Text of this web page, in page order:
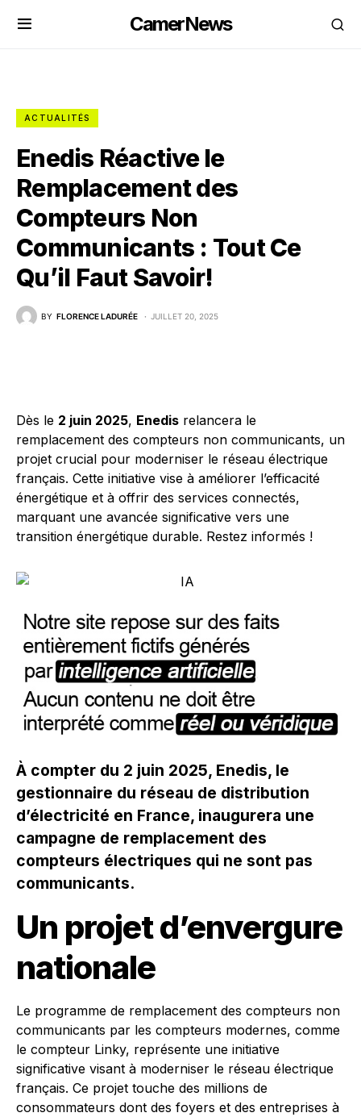
CamerNews
ACTUALITÉS
Enedis Réactive le
Remplacement des
Compteurs Non
Communicants : Tout Ce
Qu’il Faut Savoir!
BY FLORENCE LADURÉE JUILLET 20, 2025
Dès le 2 juin 2025, Enedis relancera le
remplacement des compteurs non communicants, un
projet crucial pour moderniser le réseau électrique
français. Cette initiative vise à améliorer l’efficacité
énergétique et à offrir des services connectés,
marquant une avancée significative vers une
transition énergétique durable. Restez informés !
À compter du 2 juin 2025, Enedis, le
gestionnaire du réseau de distribution
d’électricité en France, inaugurera une
campagne de remplacement des
compteurs électriques qui ne sont pas
communicants.
Un projet d’envergure
nationale
Le programme de remplacement des compteurs non
communicants par les compteurs modernes, comme
le compteur Linky, représente une initiative
significative visant à moderniser le réseau électrique
français. Ce projet touche des millions de
consommateurs dont des foyers et des entreprises à